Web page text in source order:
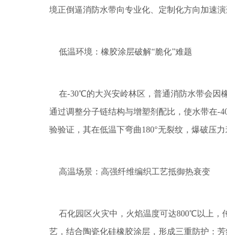
境正倒逼消防水带向专业化、定制化方向加速演
低温环境：橡胶涂层破解“脆化”难题
在-30℃的大兴安岭林区，普通消防水带会因
通过调整分子链结构与增塑剂配比，使水带在-
验验证，其在低温下弯曲180°无裂纹，爆破压
高温场景：高强纤维编织工艺抵御热衰变
石化园区火灾中，火焰温度可达800℃以上，
艺，结合陶瓷化硅橡胶涂层，形成三重防护：